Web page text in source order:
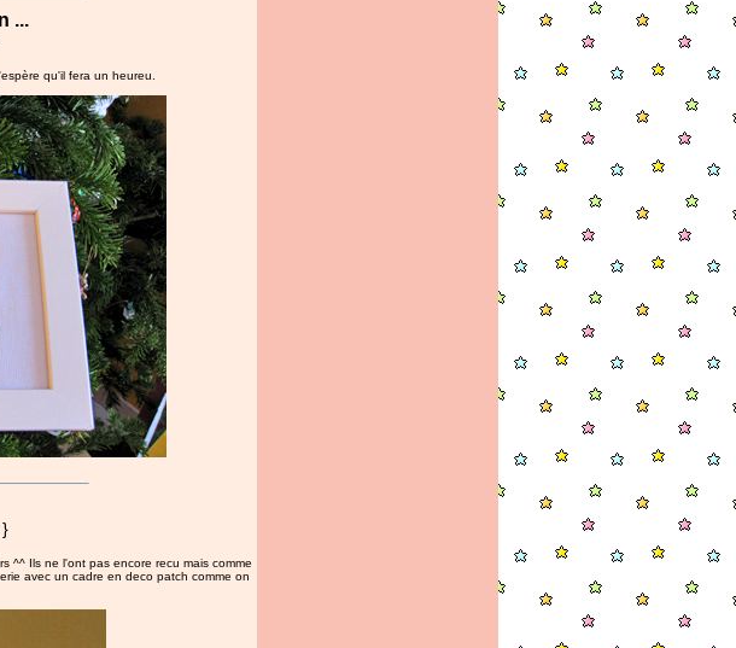
...
qu'il fera un heureu.
^^ Ils ne l'ont pas encore recu mais comme
avec un cadre en deco patch comme on